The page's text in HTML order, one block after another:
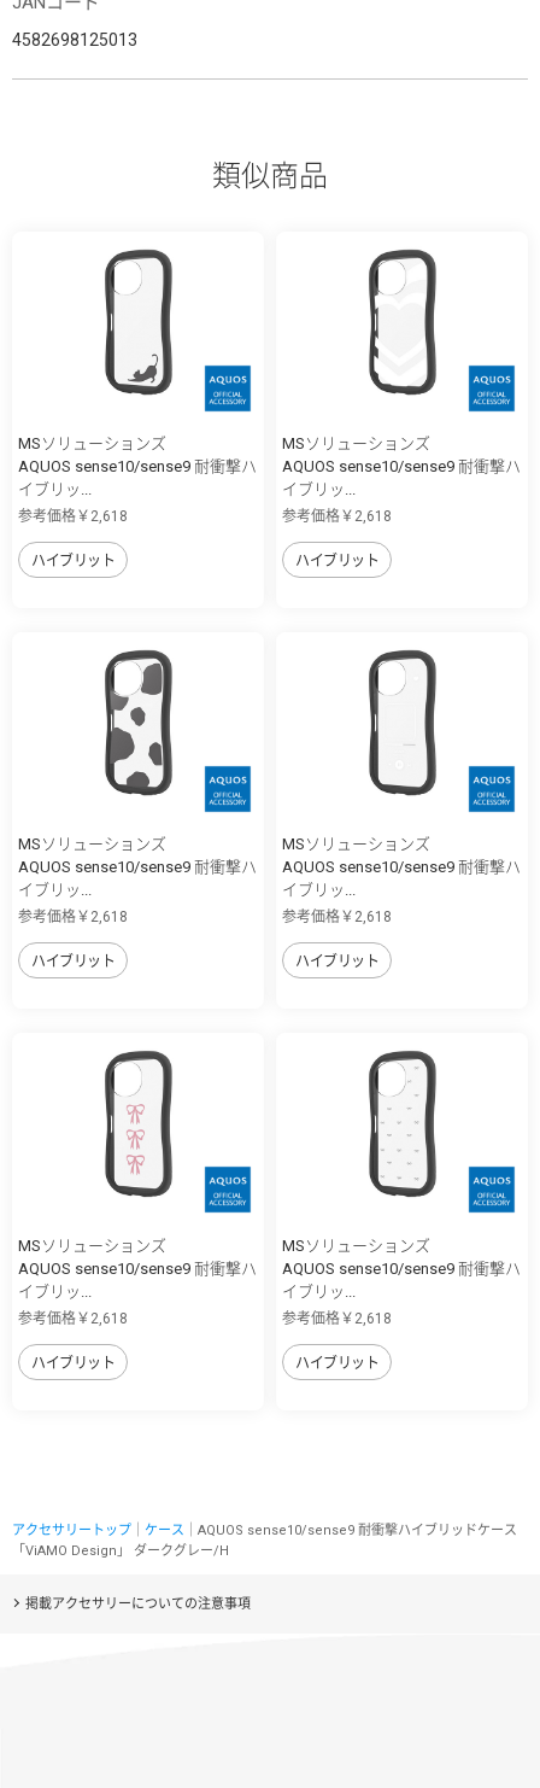
4582698125013
類似商品
MSソリューションズ
AQUOS sense10/sense9 耐衝撃ハ
イブリッ...
参考価格￥2,618
ハイブリット
MSソリューションズ
AQUOS sense10/sense9 耐衝撃ハ
イブリッ...
参考価格￥2,618
ハイブリット
MSソリューションズ
AQUOS sense10/sense9 耐衝撃ハ
イブリッ...
参考価格￥2,618
ハイブリット
MSソリューションズ
AQUOS sense10/sense9 耐衝撃ハ
イブリッ...
参考価格￥2,618
ハイブリット
MSソリューションズ
AQUOS sense10/sense9 耐衝撃ハ
イブリッ...
参考価格￥2,618
ハイブリット
MSソリューションズ
AQUOS sense10/sense9 耐衝撃ハ
イブリッ...
参考価格￥2,618
ハイブリット
アクセサリートップ ケース ｜AQUOS sense10/sense9 耐衝撃ハイブリッドケース
「ViAMO Design」 ダークグレー/H
掲載アクセサリーについての注意事項